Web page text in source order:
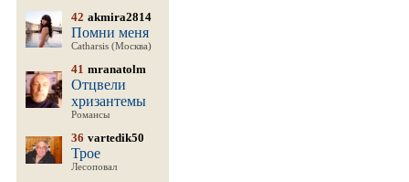
42 akmira2814
Помни меня
Catharsis (Москва)
41 mranatolm
Отцвели
хризантемы
Романсы
36 vartedik50
Трое
Лесоповал